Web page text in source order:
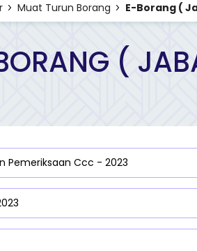
Muat Turun Borang E-Borang (
(
Pemeriksaan Ccc - 2023